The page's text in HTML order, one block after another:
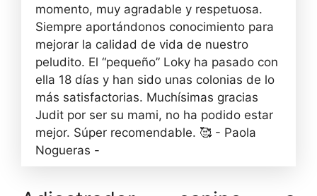
momento, muy agradable y respetuosa.
Siempre aportándonos conocimiento para
mejorar la calidad de vida de nuestro
peludito. El “pequeño” Loky ha pasado con
ella 18 días y han sido unas colonias de lo
más satisfactorias. Muchísimas gracias
Judit por ser su mami, no ha podido estar
mejor. Súper recomendable. 🥰 - Paola
Nogueras -